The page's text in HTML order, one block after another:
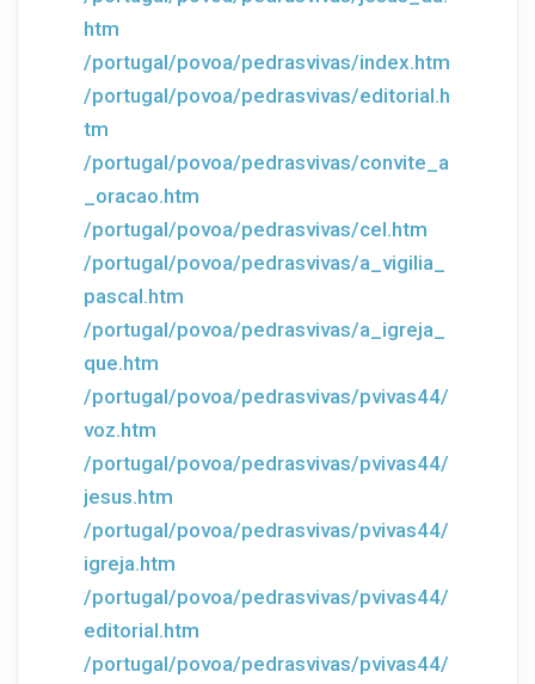
htm
/portugal/povoa/pedrasvivas/index.htm
/portugal/povoa/pedrasvivas/editorial.h
tm
/portugal/povoa/pedrasvivas/convite_a
_oracao.htm
/portugal/povoa/pedrasvivas/cel.htm
/portugal/povoa/pedrasvivas/a_vigilia_
pascal.htm
/portugal/povoa/pedrasvivas/a_igreja_
que.htm
/portugal/povoa/pedrasvivas/pvivas44/
voz.htm
/portugal/povoa/pedrasvivas/pvivas44/
jesus.htm
/portugal/povoa/pedrasvivas/pvivas44/
igreja.htm
/portugal/povoa/pedrasvivas/pvivas44/
editorial.htm
/portugal/povoa/pedrasvivas/pvivas44/